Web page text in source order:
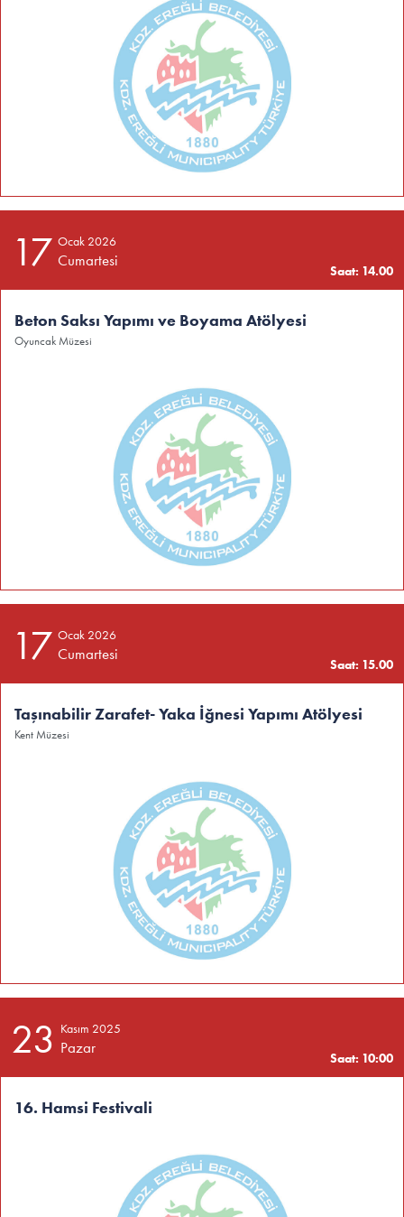
17 Ocak 2026
Cumartesi
Saat: 14.00
Beton Saksı Yapımı ve Boyama Atölyesi
Oyuncak Müzesi
17 Ocak 2026
Cumartesi
Saat: 15.00
Taşınabilir Zarafet- Yaka İğnesi Yapımı Atölyesi
Kent Müzesi
23 Kasım 2025
Pazar
Saat: 10:00
16. Hamsi Festivali